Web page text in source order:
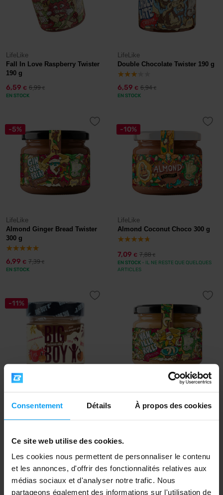
Consentement Détails À propos des cookies
Ce site web utilise des cookies.
Les cookies nous permettent de personnaliser le contenu
et les annonces, d'offrir des fonctionnalités relatives aux
médias sociaux et d'analyser notre trafic. Nous
partageons également des informations sur l'utilisation de
LifeLike
Fall In Love Raspberry Twister
190 g
6,59 € 6,99€
EN STOCK
LifeLike
Double Chocolate Twister 190 g
6,59 € 6,94€
EN STOCK
-5%
LifeLike
Almond Ginger Bread Twister
300 g
6,99 € 7,39€
EN STOCK
-10%
LifeLike
Almond Coconut Choco 300 g
7,09 € 7,88€
EN STOCK - IL NE RESTE QUE QUELQUES
ARTICLES
-11%
Big Boy
Big Pumpkin Spice 220 g
LifeLike
Vanilla Rolls Twister 300 g
-10% -10%